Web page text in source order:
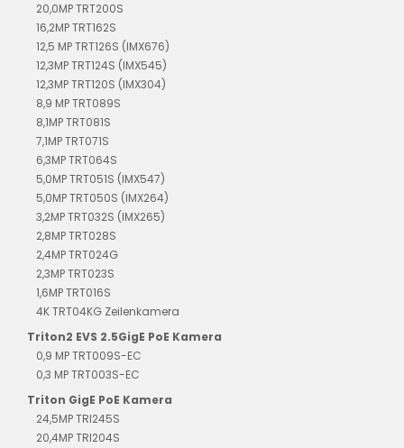
20,0MP TRT200S
16,2MP TRT162S
12,5 MP TRT126S (IMX676)
12,3MP TRT124S (IMX545)
12,3MP TRT120S (IMX304)
8,9 MP TRT089S
8,1MP TRT081S
7,1MP TRT071S
6,3MP TRT064S
5,0MP TRT051S (IMX547)
5,0MP TRT050S (IMX264)
3,2MP TRT032S (IMX265)
2,8MP TRT028S
2,4MP TRT024G
2,3MP TRT023S
1,6MP TRT016S
4K TRT04KG Zeilenkamera
Triton2 EVS 2.5GigE PoE Kamera
0,9 MP TRT009S-EC
0,3 MP TRT003S-EC
Triton GigE PoE Kamera
24,5MP TRI245S
20,4MP TRI204S